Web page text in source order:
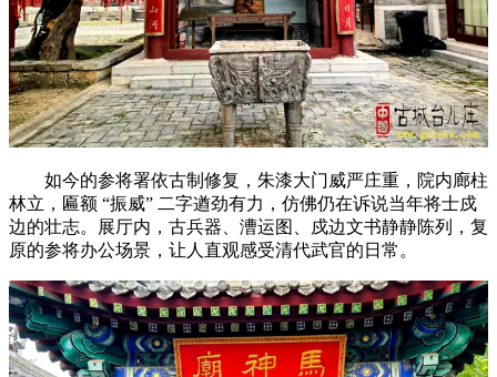
如今的参将署依古制修复，朱漆大门威严庄重，院内廊柱
林立，匾额 “振威” 二字遒劲有力，仿佛仍在诉说当年将士戍
边的壮志。展厅内，古兵器、漕运图、戍边文书静静陈列，复
原的参将办公场景，让人直观感受清代武官的日常。